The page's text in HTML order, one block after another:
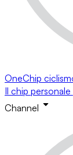
OneChip
Il chip
Channel